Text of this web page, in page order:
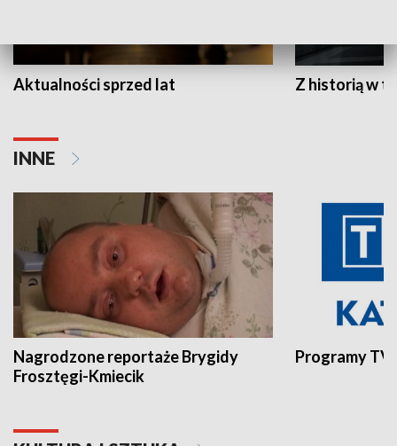
Aktualności sprzed lat Z historią w
INNE
Nagrodzone reportaże Brygidy
Frosztęgi-Kmiecik
Programy